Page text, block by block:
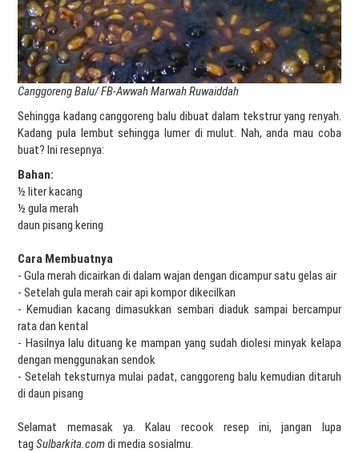
Canggoreng Balu/ FB-Awwah Marwah Ruwaiddah
Sehingga kadang canggoreng balu dibuat dalam tekstrur yang renyah.
Kadang pula lembut sehingga lumer di mulut. Nah, anda mau coba
buat? Ini resepnya:
Bahan:
½ liter kacang
½ gula merah
daun pisang kering
Cara Membuatnya
- Gula merah dicairkan di dalam wajan dengan dicampur satu gelas air
- Setelah gula merah cair api kompor dikecilkan
- Kemudian kacang dimasukkan sembari diaduk sampai bercampur
rata dan kental
- Hasilnya lalu dituang ke mampan yang sudah diolesi minyak kelapa
dengan menggunakan sendok
- Setelah teksturnya mulai padat, canggoreng balu kemudian ditaruh
di daun pisang
Selamat memasak ya. Kalau recook resep ini, jangan lupa
tagSulbarkita.com di media sosialmu.